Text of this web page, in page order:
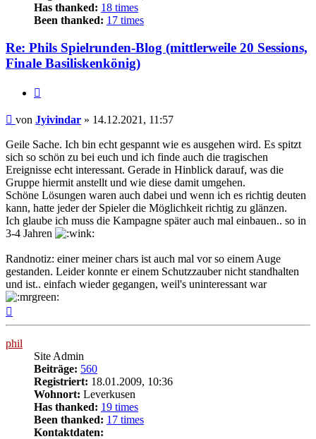
Has thanked: 18 times
Been thanked: 17 times
Re: Phils Spielrunden-Blog (mittlerweile 20 Sessions,
Finale Basiliskenkönig)
Beitrag
von Jyivindar » 14.12.2021, 11:57
Geile Sache. Ich bin echt gespannt wie es ausgehen wird. Es spitzt
sich so schön zu bei euch und ich finde auch die tragischen
Ereignisse echt interessant. Gerade in Hinblick darauf, was die
Gruppe hiermit anstellt und wie diese damit umgehen.
Schöne Lösungen waren auch dabei und wenn ich es richtig deuten
kann, hatte jeder der Spieler die Möglichkeit richtig zu glänzen.
Ich glaube ich muss die Kampagne später auch mal einbauen.. so in
3-4 Jahren
Randnotiz: einer meiner chars ist auch mal vor so einem Auge
gestanden. Leider konnte er einem Schutzzauber nicht standhalten
und ist.. einfach wieder gegangen, weil's uninteressant war
phil
Site Admin
Beiträge: 560
Registriert: 18.01.2009, 10:36
Wohnort: Leverkusen
Has thanked: 19 times
Been thanked: 17 times
Kontaktdaten: